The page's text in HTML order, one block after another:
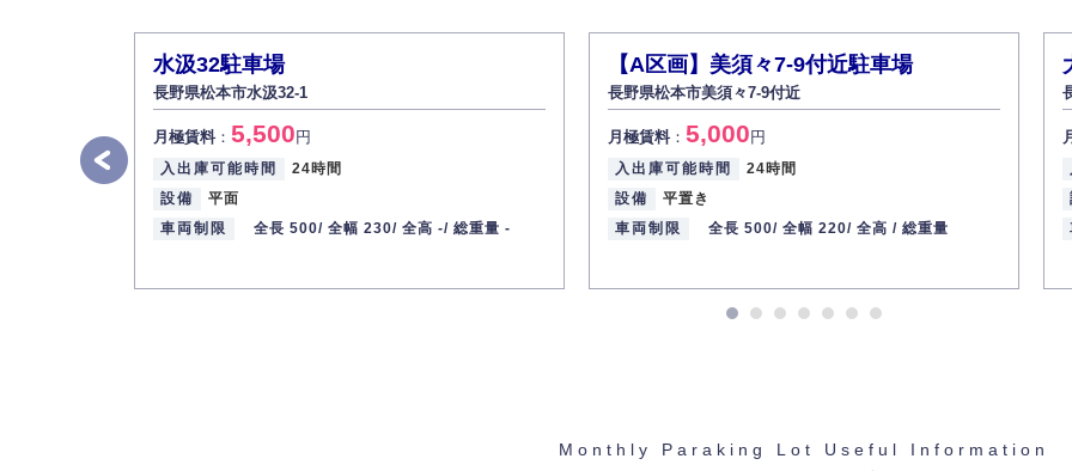
水汲32駐車場
長野県松本市水汲32-1
月極賃料： 5,500円
入出庫可能時間
24時間
設備
平面
車両制限
全長 500/ 全幅 230/ 全高 -/ 総重量 -
【A区画】美須々7-9付近駐車場
長野県松本市美須々7-9付近
月極賃料： 5,000円
入出庫可能時間
24時間
設備
平置き
車両制限
全長 500/ 全幅 220/ 全高 / 総重量
Monthly Paraking Lot Useful Information